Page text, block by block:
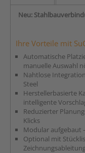
Neu:
Ihre Vorteile mit
Automatische
manuelle Auswahl
Nahtlose
Steel
Herstellerbasierte
intelligente
Reduzierter
Klicks
Modular aufgebaut
Optional mit